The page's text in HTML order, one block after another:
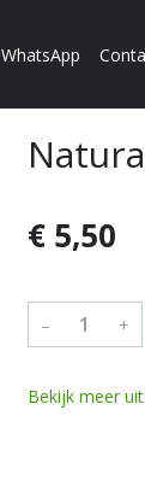
WhatsApp
€ 5,50
– +
Bekijk meer